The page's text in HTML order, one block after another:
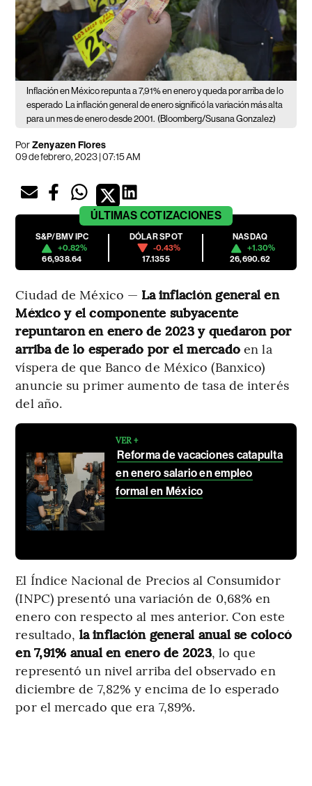
Inflación en México repunta a 7,91% en enero y queda por arriba de lo
esperado La inflación general de enero significó la variación más alta
para un mes de enero desde 2001. (Bloomberg/Susana Gonzalez)
PorZenyazen Flores
09 de febrero, 2023 | 07:15 AM
ÚLTIMAS COTIZACIONES
S&P/BMV IPC
+0.82%
66,938.64
DÓLAR SPOT
-0.43%
17.1355
NASDAQ
+1.30%
26,690.62
Ciudad de México — La inflación general en
México y el componente subyacente
repuntaron en enero de 2023 y quedaron por
arriba de lo esperado por el mercado en la
víspera de que Banco de México (Banxico)
anuncie su primer aumento de tasa de interés
del año.
VER +
Reforma de vacaciones catapulta
en enero salario en empleo
formal en México
El Índice Nacional de Precios al Consumidor
(INPC) presentó una variación de 0,68% en
enero con respecto al mes anterior. Con este
resultado, la inflación general anual se colocó
en 7,91% anual en enero de 2023, lo que
representó un nivel arriba del observado en
diciembre de 7,82% y encima de lo esperado
por el mercado que era 7,89%.